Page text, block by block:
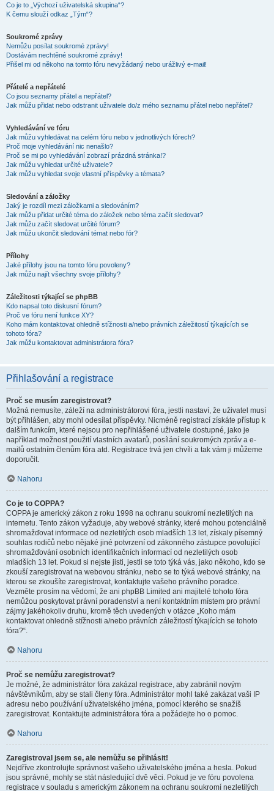
Co je to „Výchozí uživatelská skupina“?
K čemu slouží odkaz „Tým“?
Soukromé zprávy
Nemůžu posílat soukromé zprávy!
Dostávám nechtěné soukromé zprávy!
Přišel mi od někoho na tomto fóru nevyžádaný nebo urážlivý e-mail!
Přátelé a nepřátelé
Co jsou seznamy přátel a nepřátel?
Jak můžu přidat nebo odstranit uživatele do/z mého seznamu přátel nebo nepřátel?
Vyhledávání ve fóru
Jak můžu vyhledávat na celém fóru nebo v jednotlivých fórech?
Proč moje vyhledávání nic nenašlo?
Proč se mi po vyhledávání zobrazí prázdná stránka!?
Jak můžu vyhledat určité uživatele?
Jak můžu vyhledat svoje vlastní příspěvky a témata?
Sledování a záložky
Jaký je rozdíl mezi záložkami a sledováním?
Jak můžu přidat určité téma do záložek nebo téma začít sledovat?
Jak můžu začít sledovat určité fórum?
Jak můžu ukončit sledování témat nebo fór?
Přílohy
Jaké přílohy jsou na tomto fóru povoleny?
Jak můžu najít všechny svoje přílohy?
Záležitosti týkající se phpBB
Kdo napsal toto diskusní fórum?
Proč ve fóru není funkce XY?
Koho mám kontaktovat ohledně stížnosti a/nebo právních záležitostí týkajících se
tohoto fóra?
Jak můžu kontaktovat administrátora fóra?
Přihlašování a registrace
Proč se musím zaregistrovat?
Možná nemusíte, záleží na administrátorovi fóra, jestli nastaví, že uživatel musí
být přihlášen, aby mohl odesílat příspěvky. Nicméně registrací získáte přístup k
dalším funkcím, které nejsou pro nepřihlášené uživatele dostupné, jako je
například možnost použití vlastních avatarů, posílání soukromých zpráv a e-
mailů ostatním členům fóra atd. Registrace trvá jen chvíli a tak vám ji můžeme
doporučit.
Nahoru
Co je to COPPA?
COPPA je americký zákon z roku 1998 na ochranu soukromí nezletilých na
internetu. Tento zákon vyžaduje, aby webové stránky, které mohou potenciálně
shromažďovat informace od nezletilých osob mladších 13 let, získaly písemný
souhlas rodičů nebo nějaké jiné potvrzení od zákonného zástupce povolující
shromažďování osobních identifikačních informací od nezletilých osob
mladších 13 let. Pokud si nejste jisti, jestli se toto týká vás, jako někoho, kdo se
zkouší zaregistrovat na webovou stránku, nebo se to týká webové stránky, na
kterou se zkoušíte zaregistrovat, kontaktujte vašeho právního poradce.
Vezměte prosím na vědomí, že ani phpBB Limited ani majitelé tohoto fóra
nemůžou poskytovat právní poradenství a není kontaktním místem pro právní
zájmy jakéhokoliv druhu, kromě těch uvedených v otázce „Koho mám
kontaktovat ohledně stížnosti a/nebo právních záležitostí týkajících se tohoto
fóra?“.
Nahoru
Proč se nemůžu zaregistrovat?
Je možné, že administrátor fóra zakázal registrace, aby zabránil novým
návštěvníkům, aby se stali členy fóra. Administrátor mohl také zakázat vaši IP
adresu nebo používání uživatelského jména, pomocí kterého se snažíš
zaregistrovat. Kontaktujte administrátora fóra a požádejte ho o pomoc.
Nahoru
Zaregistroval jsem se, ale nemůžu se přihlásit!
Nejdříve zkontrolujte správnost vašeho uživatelského jména a hesla. Pokud
jsou správné, mohly se stát následující dvě věci. Pokud je ve fóru povolena
registrace v souladu s americkým zákonem na ochranu soukromí nezletilých